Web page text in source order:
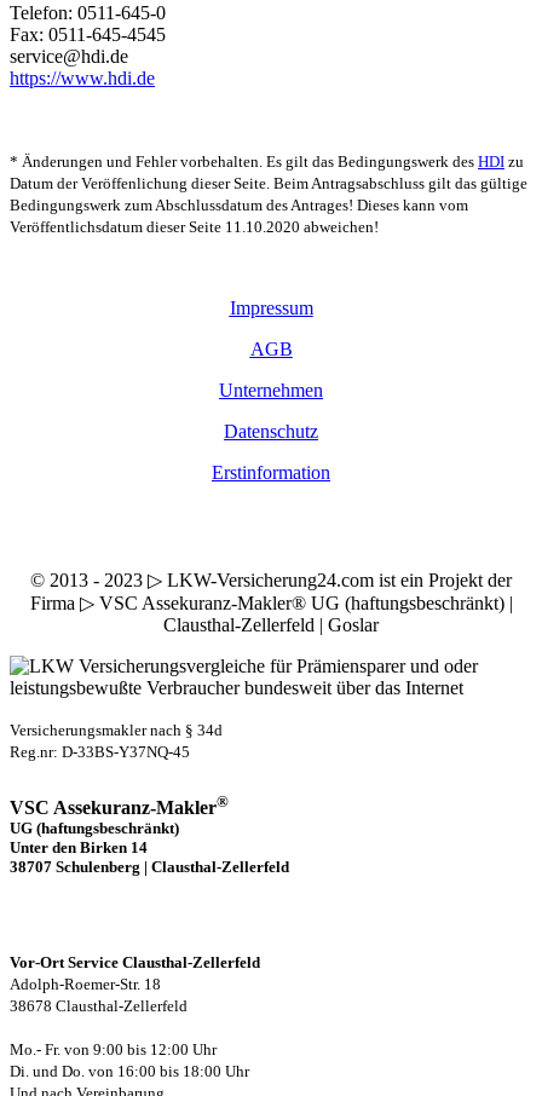
Telefon: 0511-645-0
Fax: 0511-645-4545
service@​hdi.​de
https://www.hdi.de
* Änderungen und Fehler vorbehalten. Es gilt das Bedingungswerk des HDI zu
Datum der Veröffenlichung dieser Seite. Beim Antragsabschluss gilt das gültige
Bedingungswerk zum Abschlussdatum des Antrages! Dieses kann vom
Veröffentlichsdatum dieser Seite 11.10.2020 abweichen!
Impressum
AGB
Unternehmen
Datenschutz
Erstinformation
© 2013 - 2023 ▷ LKW-Versicherung24.com ist ein Projekt der
Firma ▷ VSC Assekuranz-Makler® UG (haftungsbeschränkt) |
Clausthal-Zellerfeld | Goslar
Versicherungsmakler nach § 34d
Reg.nr: D-33BS-Y37NQ-45
VSC Assekuranz-Makler®
UG (haftungsbeschränkt)
Unter den Birken 14
38707 Schulenberg | Clausthal-Zellerfeld
Vor-Ort Service Clausthal-Zellerfeld
Adolph-Roemer-Str. 18
38678 Clausthal-Zellerfeld
Mo.- Fr. von 9:00 bis 12:00 Uhr
Di. und Do. von 16:00 bis 18:00 Uhr